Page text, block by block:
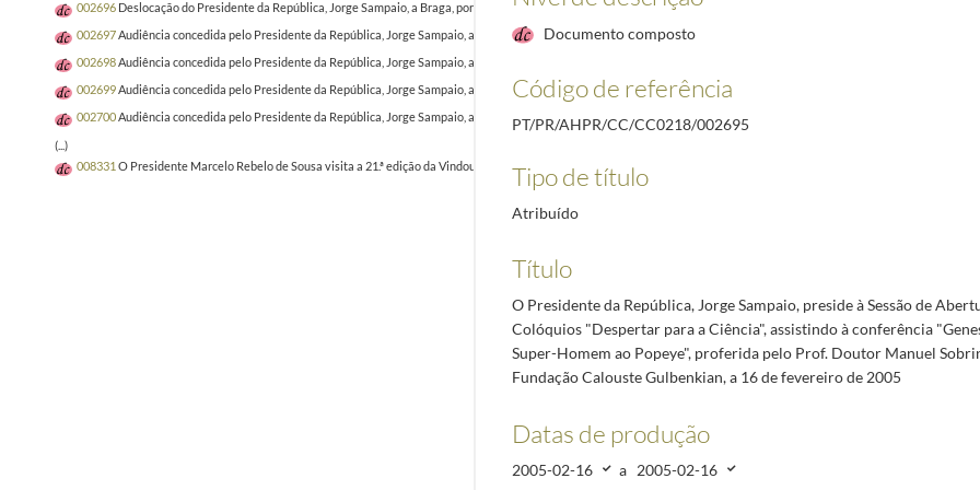
002696 Deslocação do Presidente da República, Jorge Sampaio, a Braga, por ocasião do XXXI aniversário da Universidade do Minho e Doutoramento Honoris Causa de
002697Audiência concedida pelo Presidente da República, Jorge Sampaio, ao Partido Comunista Português, a 22 de fevereiro de 2005
002698Audiência concedida pelo Presidente da República, Jorge Sampaio, ao Partido Social Democrata, a 22 de fevereiro de 2005
002699Audiência concedida pelo Presidente da República, Jorge Sampaio, ao Partido Socialista, a 22 de fevereiro de 2005 2005-02-22/2005-02-22
002700Audiência concedida pelo Presidente da República, Jorge Sampaio, ao Chefe do Estado Maior das Forças Armadas, Almirante Mendes Cabeçadas, a 1 de março de 2005
(...)
008331 O Presidente Marcelo Rebelo de Sousa visita a 21.ª edição da Vindouro | Wine and History, Festa Pombalina, sendo homenageado como Cidadão Honorário de São
Documento composto
Código de referência
PT/PR/AHPR/CC/CC0218/002695
Tipo de título
Atribuído
Título
O Presidente da República, Jorge Sampaio, preside à Sessão de
Colóquios "Despertar para a Ciência", assistindo à conferência
Super-Homem ao Popeye", proferida pelo Prof. Doutor Manuel
Fundação Calouste Gulbenkian, a 16 de fevereiro de 2005
Datas de produção
2005-02-16 a 2005-02-16